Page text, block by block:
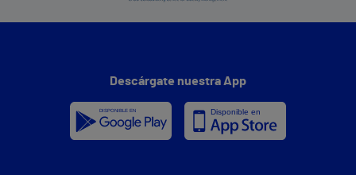
Descárgate nuestra App